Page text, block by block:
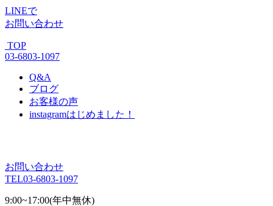
LINEで
お問い合わせ
TOP
03-6803-1097
Q&A
ブログ
お客様の声
instagramはじめました！
お問い合わせ
TEL03-6803-1097
9:00~17:00(年中無休)